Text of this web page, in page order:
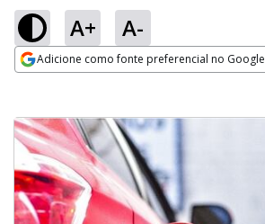
A+ A-
Adicione como fonte preferencial no Google